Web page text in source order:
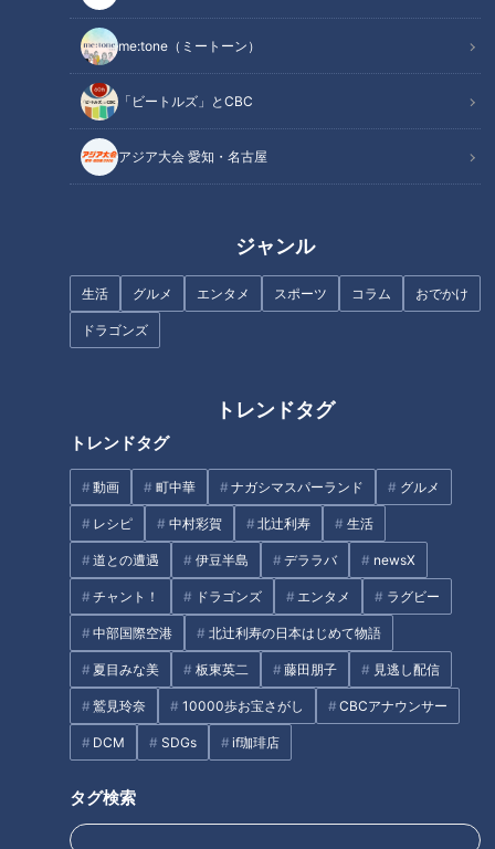
me:tone（ミートーン）
「ビートルズ」とCBC
アジア大会 愛知・名古屋
ジャンル
生活 グルメ エンタメ スポーツ コラム おでかけ
ドラゴンズ
トレンドタグ
トレンドタグ
動画 町中華 ナガシマスパーランド グルメ
レシピ 中村彩賀 北辻利寿 生活
道との遭遇 伊豆半島 デララバ newsX
チャント！ ドラゴンズ エンタメ ラグビー
中部国際空港 北辻利寿の日本はじめて物語
夏目みな美 板東英二 藤田朋子 見逃し配信
鷲見玲奈 10000歩お宝さがし CBCアナウンサー
DCM SDGs if珈琲店
タグ検索
今回は、健康な身体作りや治療の新常識を生み出し、医学の概
念を打ち破ったさまざまな分野の「医療人」をご紹介！知って
得する新常識や、ご家庭でもできる医療人オススメの健康法を
教えてもらいました。
痛みも少なくキレイに治る！？逆転の発想が生んだ傷治療
夏井先生直伝！ケガをした時の応急処置
骨粗しょう症の新たな原因を解明！？「骨質」に注目した
医療人
入れ歯をその日のうちに！患者の笑顔を生む医療
1人目の医療人は、東京即日入れ歯すみれデンタルクリックの
院長で歯科医師の佐藤貴子先生。これまでの常識を覆し、1日
で入れ歯を作る事を可能にしました。
＜入れ歯治療について＞
歯がグラついて炎症が起こっているのに、そのまま放置してい
ってやがて全身にひろがっていくため、心筋梗塞や糖尿病、認
知症などにつながる事があるのだとか。それらの病を予防する